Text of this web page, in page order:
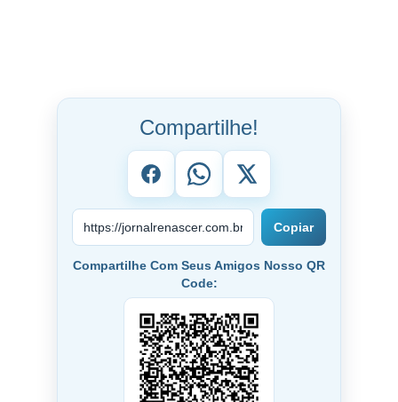
Compartilhe!
Copiar
Compartilhe Com Seus Amigos Nosso QR